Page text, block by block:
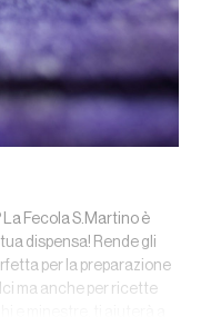
Fecola S.Martino è
dispensa! Rende gli
per la preparazione
ma anche per ricette